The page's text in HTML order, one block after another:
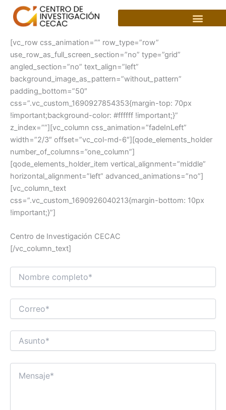
contenido
[vc_row css_animation=”” row_type=”row”
use_row_as_full_screen_section=”no” type=”grid”
angled_section=”no” text_align=”left”
background_image_as_pattern=”without_pattern”
padding_bottom=”50″
css=”.vc_custom_1690927854353{margin-top: 70px
!important;background-color: #ffffff !important;}”
z_index=””][vc_column css_animation=”fadeInLeft”
width=”2/3″ offset=”vc_col-md-6″][qode_elements_holder
number_of_columns=”one_column”]
[qode_elements_holder_item vertical_alignment=”middle”
horizontal_alignment=”left” advanced_animations=”no”]
[vc_column_text
css=”.vc_custom_1690926040213{margin-bottom: 10px
!important;}”]
Centro de Investigación CECAC
[/vc_column_text]